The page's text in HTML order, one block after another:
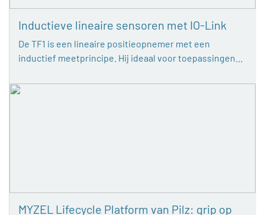
Inductieve lineaire sensoren met IO-Link
De TF1 is een lineaire positieopnemer met een
inductief meetprincipe. Hij ideaal voor toepassingen…
MYZEL Lifecycle Platform van Pilz: grip op